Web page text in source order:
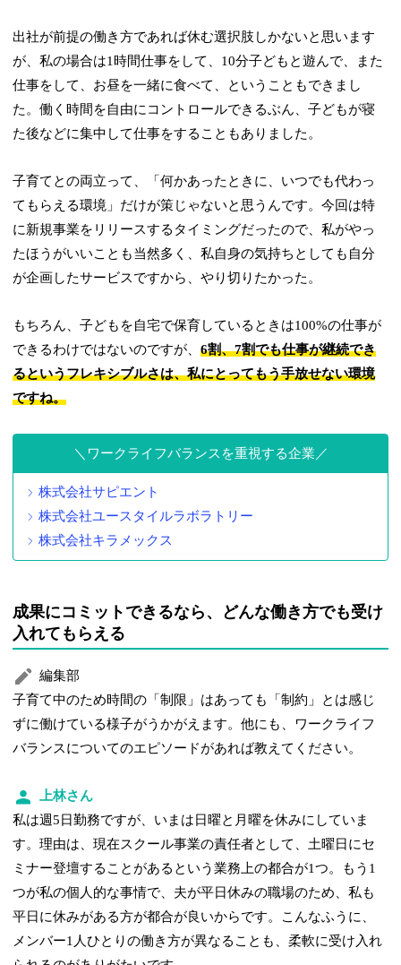
出社が前提の働き方であれば休む選択肢しかないと思います
が、私の場合は1時間仕事をして、10分子どもと遊んで、また
仕事をして、お昼を一緒に食べて、ということもできまし
た。働く時間を自由にコントロールできるぶん、子どもが寝
た後などに集中して仕事をすることもありました。
子育てとの両立って、「何かあったときに、いつでも代わっ
てもらえる環境」だけが策じゃないと思うんです。今回は特
に新規事業をリリースするタイミングだったので、私がやっ
たほうがいいことも当然多く、私自身の気持ちとしても自分
が企画したサービスですから、やり切りたかった。
もちろん、子どもを自宅で保育しているときは100%の仕事が
できるわけではないのですが、6割、7割でも仕事が継続でき
るというフレキシブルさは、私にとってもう手放せない環境
ですね。
ワークライフバランスを重視する企業
株式会社サピエント
株式会社ユースタイルラボラトリー
株式会社キラメックス
成果にコミットできるなら、どんな働き方でも受け
入れてもらえる
編集部
子育て中のため時間の「制限」はあっても「制約」とは感じ
ずに働けている様子がうかがえます。他にも、ワークライフ
バランスについてのエピソードがあれば教えてください。
上林さん
私は週5日勤務ですが、いまは日曜と月曜を休みにしていま
す。理由は、現在スクール事業の責任者として、土曜日にセ
ミナー登壇することがあるという業務上の都合が1つ。もう1
つが私の個人的な事情で、夫が平日休みの職場のため、私も
平日に休みがある方が都合が良いからです。こんなふうに、
メンバー1人ひとりの働き方が異なることも、柔軟に受け入れ